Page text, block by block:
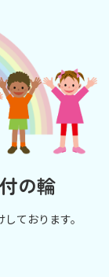
の輪
ております。